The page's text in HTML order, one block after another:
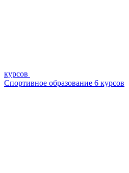
курсов
Спортивное образование 6 курсов